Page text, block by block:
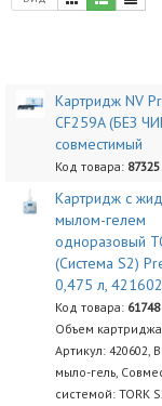
Картридж NV
CF259A (БЕЗ
совместимый
Код товара: 87325
Картридж с
мылом-гелем
одноразовый
(Система S2)
0,475 л,
Код товара: 61748
Объем
Артикул: 420602,
мыло-гель,
системой: TORK